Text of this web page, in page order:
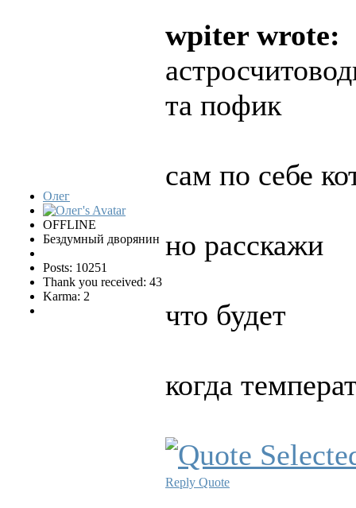
Олег
OFFLINE
Бездумный дворянин
Posts: 10251
Thank you received: 43
Karma: 2
wpiter wrote:
та пофик
сам по себе
но расскажи
что будет
когда
Reply Quote